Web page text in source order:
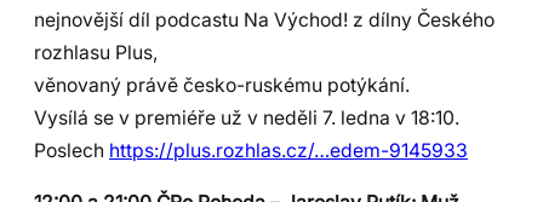
nejnovější díl podcastu Na Východ! z dílny Českého
rozhlasu Plus,
věnovaný právě česko-ruskému potýkání.
Vysílá se v premiéře už v neděli 7. ledna v 18:10.
Poslech https://plus.rozhlas.cz/…edem-9145933